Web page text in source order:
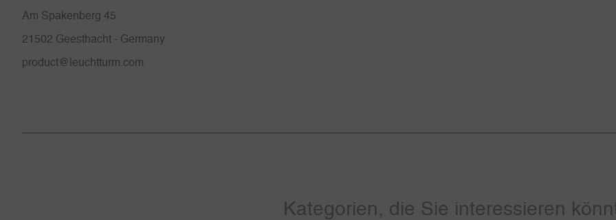
Am Spakenberg 45
21502 Geesthacht - Germany
product@leuchtturm.com
Kategorien, die Sie interessieren